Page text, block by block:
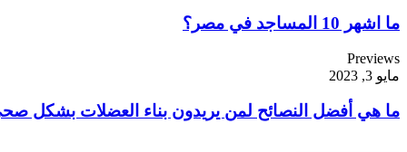
ما اشهر 10 المساجد في مصر؟
Previews
مايو 3, 2023
ما هي أفضل النصائح لمن يريدون بناء العضلات بشكل